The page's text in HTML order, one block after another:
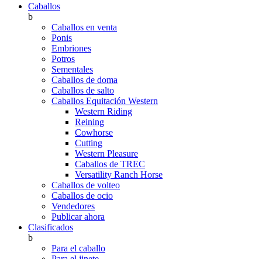
Caballos
b
Caballos en venta
Ponis
Embriones
Potros
Sementales
Caballos de doma
Caballos de salto
Caballos Equitación Western
Western Riding
Reining
Cowhorse
Cutting
Western Pleasure
Caballos de TREC
Versatility Ranch Horse
Caballos de volteo
Caballos de ocio
Vendedores
Publicar ahora
Clasificados
b
Para el caballo